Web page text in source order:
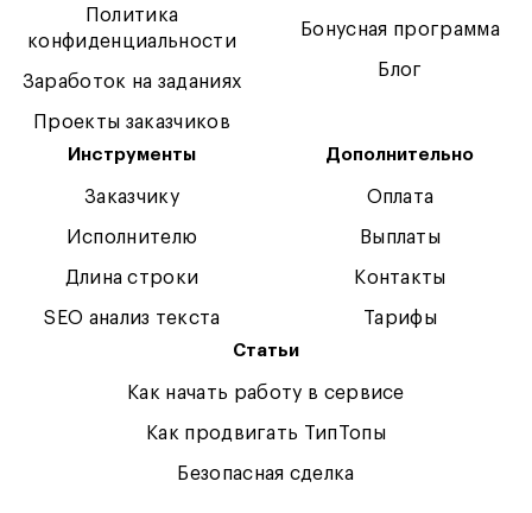
Политика
конфиденциальности
Заработок на заданиях
Проекты заказчиков
Бонусная программа
Блог
Инструменты
Заказчику
Исполнителю
Длина строки
SEO анализ текста
Дополнительно
Оплата
Выплаты
Контакты
Тарифы
Статьи
Как начать работу в сервисе
Как продвигать ТипТопы
Безопасная сделка